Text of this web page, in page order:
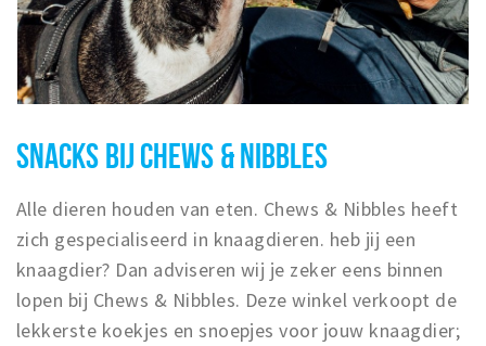
SNACKS BIJ CHEWS & NIBBLES
Alle dieren houden van eten. Chews & Nibbles heeft
zich gespecialiseerd in knaagdieren. heb jij een
knaagdier? Dan adviseren wij je zeker eens binnen
lopen bij Chews & Nibbles. Deze winkel verkoopt de
lekkerste koekjes en snoepjes voor jouw knaagdier;